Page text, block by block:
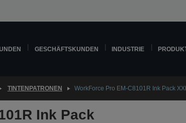
GESCHÄFTSKUNDEN INDUSTRIE
TINTENPATRONEN WorkForce Pro EM-C8101R Ink Pack
Ink Pack